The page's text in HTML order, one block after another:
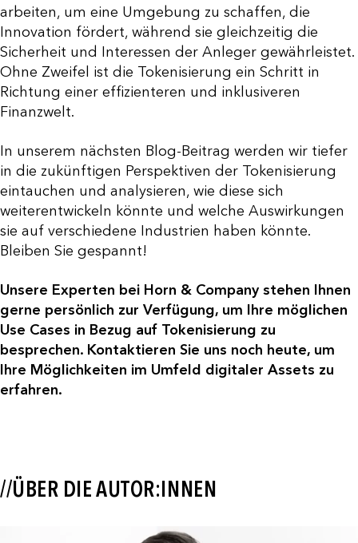
arbeiten, um eine Umgebung zu schaffen, die
Innovation fördert, während sie gleichzeitig die
Sicherheit und Interessen der Anleger gewährleistet.
Ohne Zweifel ist die Tokenisierung ein Schritt in
Richtung einer effizienteren und inklusiveren
Finanzwelt.
In unserem nächsten Blog-Beitrag werden wir tiefer
in die zukünftigen Perspektiven der Tokenisierung
eintauchen und analysieren, wie diese sich
weiterentwickeln könnte und welche Auswirkungen
sie auf verschiedene Industrien haben könnte.
Bleiben Sie gespannt!
Unsere Experten bei Horn & Company stehen Ihnen
gerne persönlich zur Verfügung, um Ihre möglichen
Use Cases in Bezug auf Tokenisierung zu
besprechen. Kontaktieren Sie uns noch heute, um
Ihre Möglichkeiten im Umfeld digitaler Assets zu
erfahren.
//ÜBER DIE AUTOR:INNEN